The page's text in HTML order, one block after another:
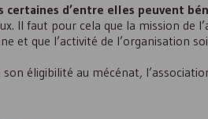
certaines d’entre elles peuvent
Il faut pour cela que la mission de
et que l’activité de l’organisation
son éligibilité au mécénat,